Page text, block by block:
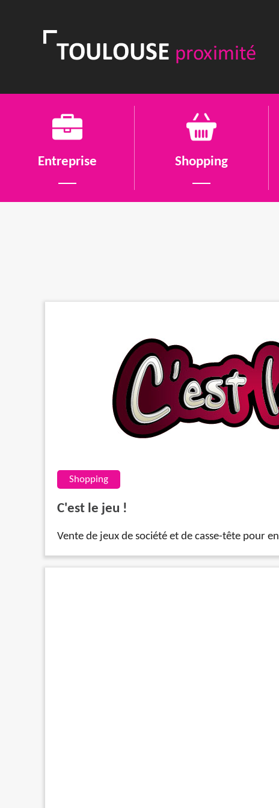
Entreprise Shopping
Shopping
C'est le jeu !
Vente de jeux de société et de casse-tête pour